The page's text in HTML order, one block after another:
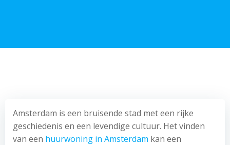
Amsterdam is een bruisende stad met een rijke
geschiedenis en een levendige cultuur. Het vinden
van een huurwoning in Amsterdam kan een